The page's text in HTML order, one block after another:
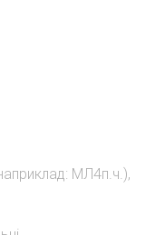
МЛ4п.ч.),